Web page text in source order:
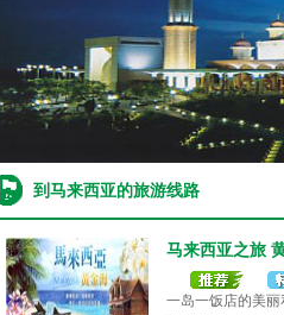
到马来西亚的旅游线路
马来西亚之旅
一岛一饭店的美